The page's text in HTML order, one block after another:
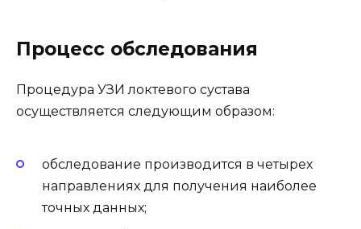
Процесс обследования
Процедура УЗИ локтевого сустава
осуществляется следующим образом:
обследование производится в четырех
направлениях для получения наиболее
точных данных;